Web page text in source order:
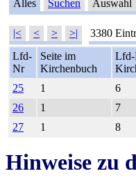
Alles Suchen Auswahl
|< < > >| 3380
Lfd-
Nr
Seite im
Kirchenbuch
25
1 6
26
1 7
27
1 8
Hinweise zu